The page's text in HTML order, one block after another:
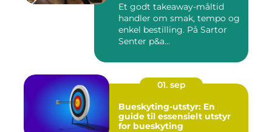
Et godt takeaway-måltid
handler om smak, tempo og
enkel bestilling. På Sartor
Senter p&a...
01. sep
Bueskyting-utstyr: En
guide til essensielt utstyr
for bueskyting